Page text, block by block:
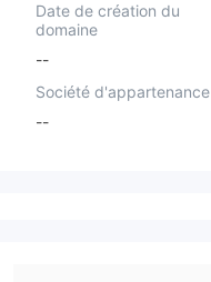
Date de création du
domaine
--
Société d'appartenance
--